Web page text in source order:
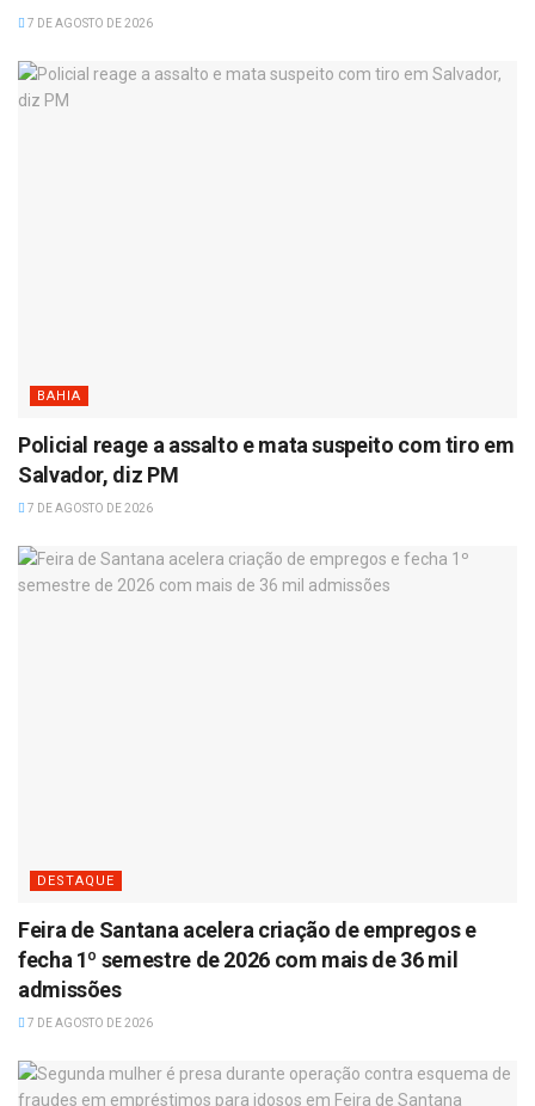
7 DE AGOSTO DE 2026
BAHIA
Policial reage a assalto e mata suspeito com tiro em
Salvador, diz PM
7 DE AGOSTO DE 2026
DESTAQUE
Feira de Santana acelera criação de empregos e
fecha 1º semestre de 2026 com mais de 36 mil
admissões
7 DE AGOSTO DE 2026